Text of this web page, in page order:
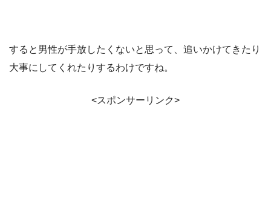
すると男性が手放したくないと思って、追いかけてきたり
大事にしてくれたりするわけですね。
<スポンサーリンク>